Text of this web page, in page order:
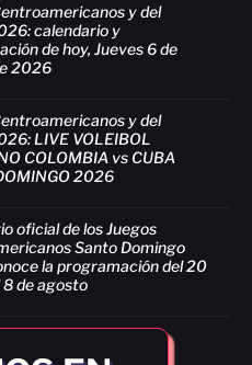
y del
calendario y
de hoy, Jueves 6 de
2026
y del
LIVE VOLEIBOL
COLOMBIA vs CUBA
2026
oficial de los Juegos
Santo Domingo
la programación del 20
8 de agosto